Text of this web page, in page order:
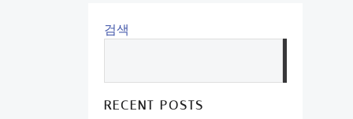
검색
RECENT POSTS